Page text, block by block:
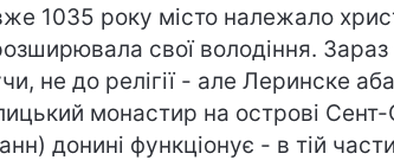
1035 року місто належало
свої володіння.
не до релігії - але Леринске
монастир на острові
донині функціонує - в тій